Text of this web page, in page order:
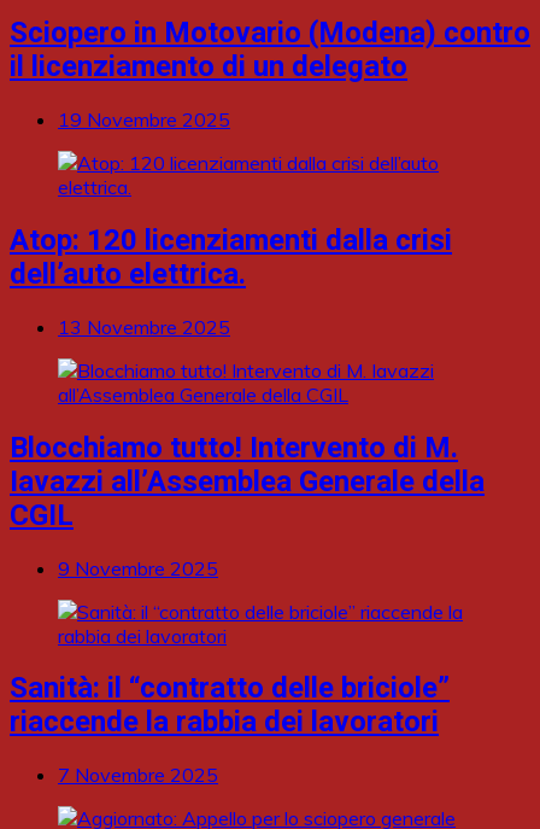
Sciopero in Motovario (Modena) contro
il licenziamento di un delegato
19 Novembre 2025
Atop: 120 licenziamenti dalla crisi
dell’auto elettrica.
13 Novembre 2025
Blocchiamo tutto! Intervento di M.
Iavazzi all’Assemblea Generale della
CGIL
9 Novembre 2025
Sanità: il “contratto delle briciole”
riaccende la rabbia dei lavoratori
7 Novembre 2025